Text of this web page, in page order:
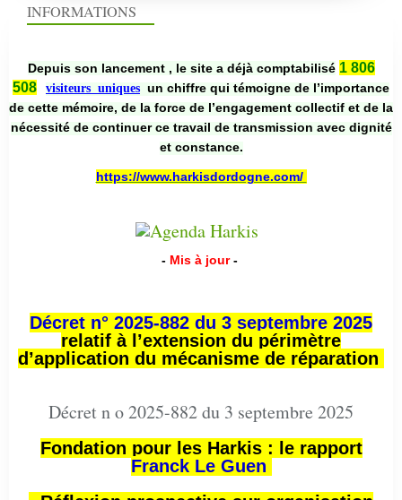
INFORMATIONS
Depuis son lancement , le site a déjà comptabilisé 1 806
508
visiteurs uniques un chiffre qui témoigne de l’importance
de cette mémoire, de la force de l’engagement collectif et de la
nécessité de continuer ce travail de transmission avec dignité
et constance.
https://www.harkisdordogne.com/
- Mis à jour -
Décret n° 2025-882 du 3 septembre 2025
relatif à l’extension du périmètre
d’application du mécanisme de réparation
Décret n o 2025-882 du 3 septembre 2025
Fondation pour les Harkis : le rapport
Franck Le Guen